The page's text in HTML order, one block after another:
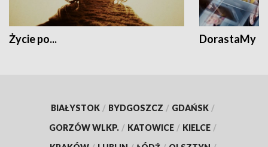
Życie po... DorastaMy
BIAŁYSTOK / BYDGOSZCZ / GDAŃSK /
GORZÓW WLKP. / KATOWICE / KIELCE /